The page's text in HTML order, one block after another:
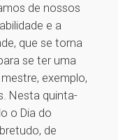
de nossos
e a
que se torna
se ter uma
exemplo,
Nesta quinta-
o Dia do
de